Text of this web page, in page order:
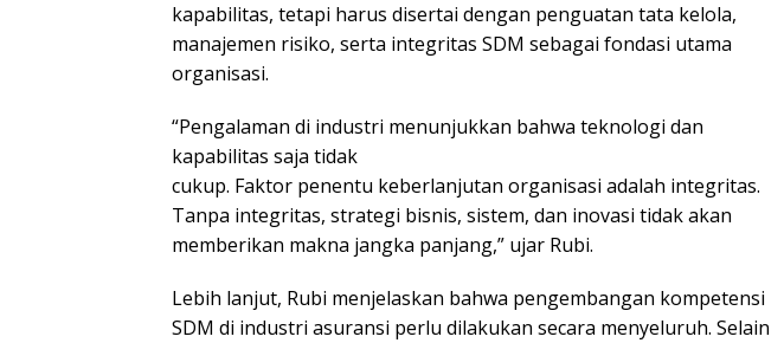
kapabilitas, tetapi harus disertai dengan penguatan tata kelola,
manajemen risiko, serta integritas SDM sebagai fondasi utama
organisasi.
“Pengalaman di industri menunjukkan bahwa teknologi dan
kapabilitas saja tidak
cukup. Faktor penentu keberlanjutan organisasi adalah integritas.
Tanpa integritas, strategi bisnis, sistem, dan inovasi tidak akan
memberikan makna jangka panjang,” ujar Rubi.
Lebih lanjut, Rubi menjelaskan bahwa pengembangan kompetensi
SDM di industri asuransi perlu dilakukan secara menyeluruh. Selain